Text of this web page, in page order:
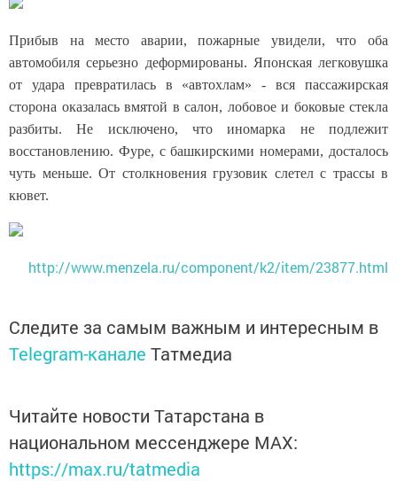
Прибыв на место аварии, пожарные увидели, что оба
автомобиля серьезно деформированы. Японская легковушка
от удара превратилась в «автохлам» - вся пассажирская
сторона оказалась вмятой в салон, лобовое и боковые стекла
разбиты. Не исключено, что иномарка не подлежит
восстановлению. Фуре, с башкирскими номерами, досталось
чуть меньше. От столкновения грузовик слетел с трассы в
кювет.
http://www.menzela.ru/component/k2/item/23877.html
Следите за самым важным и интересным в
Telegram-канале Татмедиа
Читайте новости Татарстана в
национальном мессенджере MАХ:
https://max.ru/tatmedia